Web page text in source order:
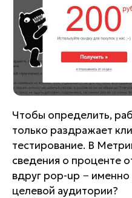
Чтобы определить,
только раздражает
тестирование. В
сведения о проценте
вдруг pop-up −
целевой аудитории?